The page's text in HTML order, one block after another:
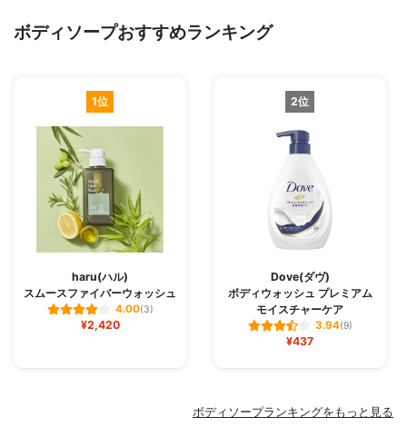
ボディソープおすすめランキング
1位
haru(ハル)
スムースファイバーウォッシュ
4.00(3)
¥2,420
2位
Dove(ダヴ)
ボディウォッシュ プレミアム
モイスチャーケア
3.94(9)
¥437
ボディソープランキングをもっと見る